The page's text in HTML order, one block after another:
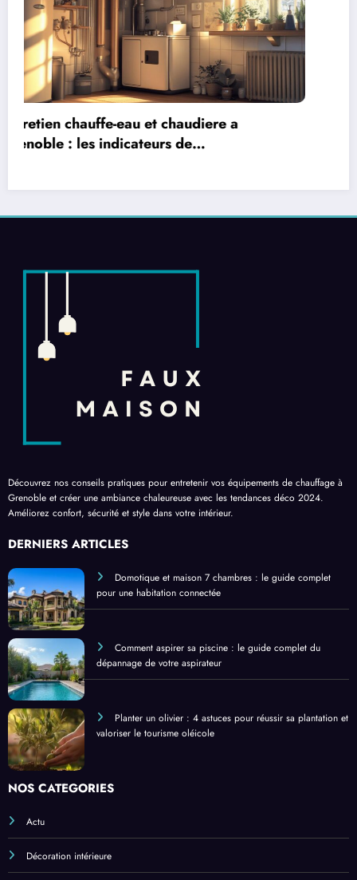
Creer une atmosphere chaleureuse et
invitante : Les tendances deco 2024 pour un
Découvrez nos conseils pratiques pour entretenir vos équipements de chauffage à
Grenoble et créer une ambiance chaleureuse avec les tendances déco 2024.
Améliorez confort, sécurité et style dans votre intérieur.
DERNIERS ARTICLES
Domotique et maison 7 chambres : le guide complet
pour une habitation connectée
Comment aspirer sa piscine : le guide complet du
dépannage de votre aspirateur
Planter un olivier : 4 astuces pour réussir sa plantation et
valoriser le tourisme oléicole
NOS CATÉGORIES
Actu
Décoration intérieure